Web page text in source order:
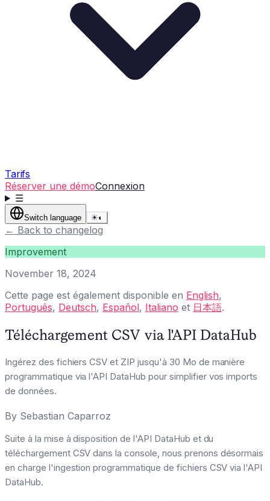
Tarifs
Réserver une démoConnexion
☰
Switch language ☀◐
← Back to changelog
Improvement
November 18, 2024
Cette page est également disponible en English,
Português, Deutsch, Español, Italiano et 日本語.
Téléchargement CSV via l'API DataHub
Ingérez des fichiers CSV et ZIP jusqu'à 30 Mo de manière
programmatique via l'API DataHub pour simplifier vos imports
de données.
By Sebastian Caparroz
Suite à la mise à disposition de l'API DataHub et du
téléchargement CSV dans la console, nous prenons désormais
en charge l'ingestion programmatique de fichiers CSV via l'API
DataHub.